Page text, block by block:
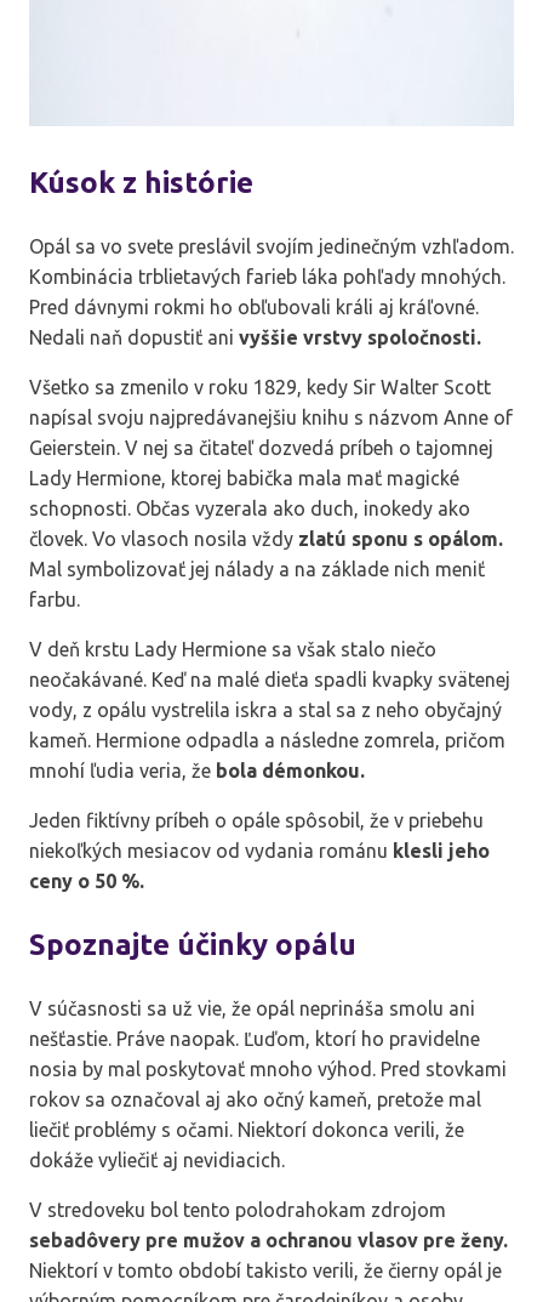
Kúsok z histórie
Opál sa vo svete preslávil svojím jedinečným vzhľadom.
Kombinácia trblietavých farieb láka pohľady mnohých.
Pred dávnymi rokmi ho obľubovali králi aj kráľovné.
Nedali naň dopustiť ani vyššie vrstvy spoločnosti.
Všetko sa zmenilo v roku 1829, kedy Sir Walter Scott
napísal svoju najpredávanejšiu knihu s názvom Anne of
Geierstein. V nej sa čitateľ dozvedá príbeh o tajomnej
Lady Hermione, ktorej babička mala mať magické
schopnosti. Občas vyzerala ako duch, inokedy ako
človek. Vo vlasoch nosila vždy zlatú sponu s opálom.
Mal symbolizovať jej nálady a na základe nich meniť
farbu.
V deň krstu Lady Hermione sa však stalo niečo
neočakávané. Keď na malé dieťa spadli kvapky svätenej
vody, z opálu vystrelila iskra a stal sa z neho obyčajný
kameň. Hermione odpadla a následne zomrela, pričom
mnohí ľudia veria, že bola démonkou.
Jeden fiktívny príbeh o opále spôsobil, že v priebehu
niekoľkých mesiacov od vydania románu klesli jeho
ceny o 50 %.
Spoznajte účinky opálu
V súčasnosti sa už vie, že opál neprináša smolu ani
nešťastie. Práve naopak. Ľuďom, ktorí ho pravidelne
nosia by mal poskytovať mnoho výhod. Pred stovkami
rokov sa označoval aj ako očný kameň, pretože mal
liečiť problémy s očami. Niektorí dokonca verili, že
dokáže vyliečiť aj nevidiacich.
V stredoveku bol tento polodrahokam zdrojom
sebadôvery pre mužov a ochranou vlasov pre ženy.
Niektorí v tomto období takisto verili, že čierny opál je